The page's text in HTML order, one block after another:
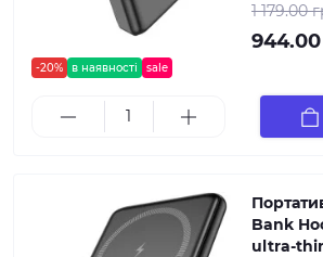
-20% в наявності sale
1 179.00
944.00
Bank
ultra-